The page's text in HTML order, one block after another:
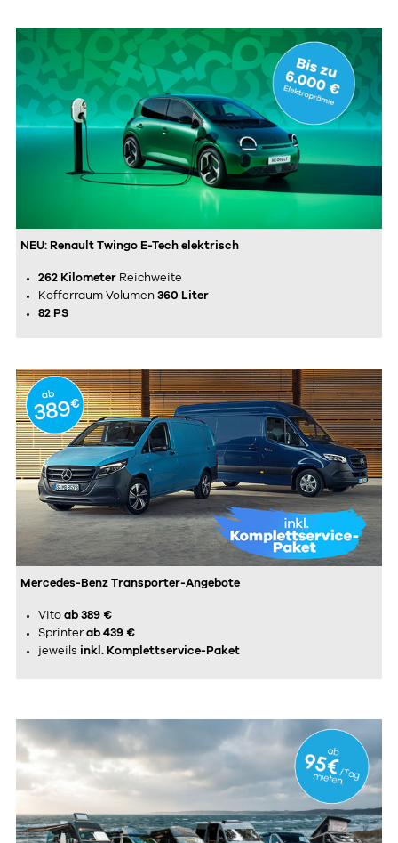
NEU: Renault Twingo E-Tech elektrisch
262 Kilometer Reichweite
Kofferraum Volumen 360 Liter
82 PS
Mercedes-Benz Transporter-Angebote
Vito ab 389 €
Sprinterab 439 €
jeweils inkl. Komplettservice-Paket